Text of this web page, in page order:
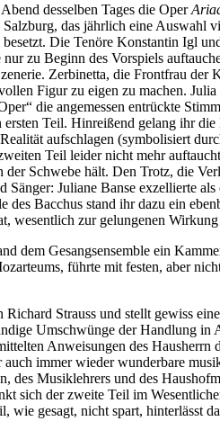
desselben Tages die Oper
das jährlich eine Auswahl
Die Tenöre Konstantin Igl
zu Beginn des Vorspiels
Zerbinetta, die Frontfrau
Figur zu eigen zu machen.
die angemessen entrückte
Teil. Hinreißend gelang ihr
aufschlagen (symbolisiert
Teil leider nicht mehr
Schwebe hält. Den Trotz, die
Juliane Banse exzellierte
Bacchus stand ihr dazu ein
wesentlich zur gelungenen
dem Gesangsensemble ein
führte mit festen, aber
Strauss und stellt gewiss
Umschwünge der Handlung
Anweisungen des
immer wieder wunderbare
Musiklehrers und des
sich der zweite Teil im
wie gesagt, nicht spart, hinterlässt